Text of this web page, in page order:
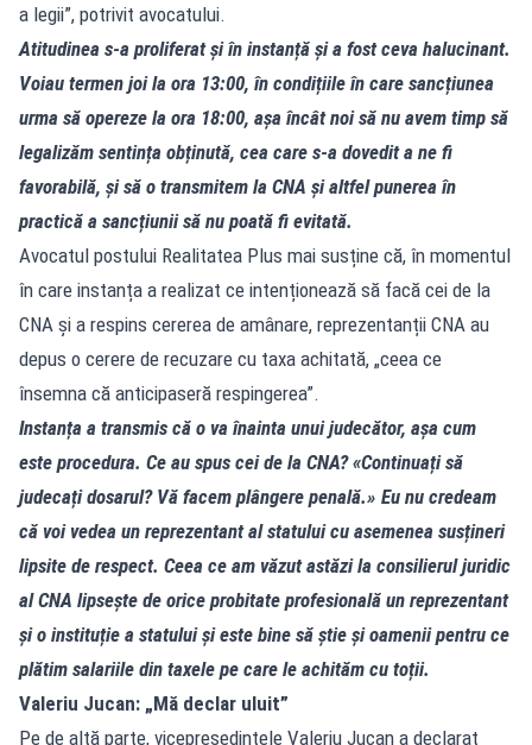
a legii”, potrivit avocatului.
Atitudinea s‑a proliferat și în instanță și a fost ceva halucinant.
Voiau termen joi la ora 13:00, în condițiile în care sancțiunea
urma să opereze la ora 18:00, așa încât noi să nu avem timp să
legalizăm sentința obținută, cea care s‑a dovedit a ne fi
favorabilă, și să o transmitem la CNA și altfel punerea în
practică a sancțiunii să nu poată fi evitată.
Avocatul postului Realitatea Plus mai susține că, în momentul
în care instanța a realizat ce intenționează să facă cei de la
CNA și a respins cererea de amânare, reprezentanții CNA au
depus o cerere de recuzare cu taxa achitată, „ceea ce
însemna că anticipaseră respingerea”.
Instanța a transmis că o va înainta unui judecător, așa cum
este procedura. Ce au spus cei de la CNA? «Continuați să
judecați dosarul? Vă facem plângere penală.» Eu nu credeam
că voi vedea un reprezentant al statului cu asemenea susțineri
lipsite de respect. Ceea ce am văzut astăzi la consilierul juridic
al CNA lipsește de orice probitate profesională un reprezentant
și o instituție a statului și este bine să știe și oamenii pentru ce
plătim salariile din taxele pe care le achităm cu toții.
Valeriu Jucan: „Mă declar uluit”
Pe de altă parte, vicepreședintele Valeriu Jucan a declarat